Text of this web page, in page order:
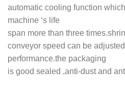
automatic cooling function
machine ‘s life
span more than three
conveyor speed can be
performance.the packaging
is good sealed ,anti-dust and